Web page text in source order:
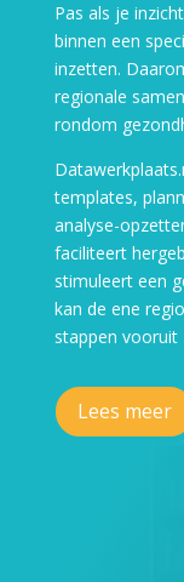
Pas als je
binnen een
inzetten.
regionale
rondom
templates,
analyse-
faciliteert
stimuleert een
kan de ene
stappen vooruit
Lees meer